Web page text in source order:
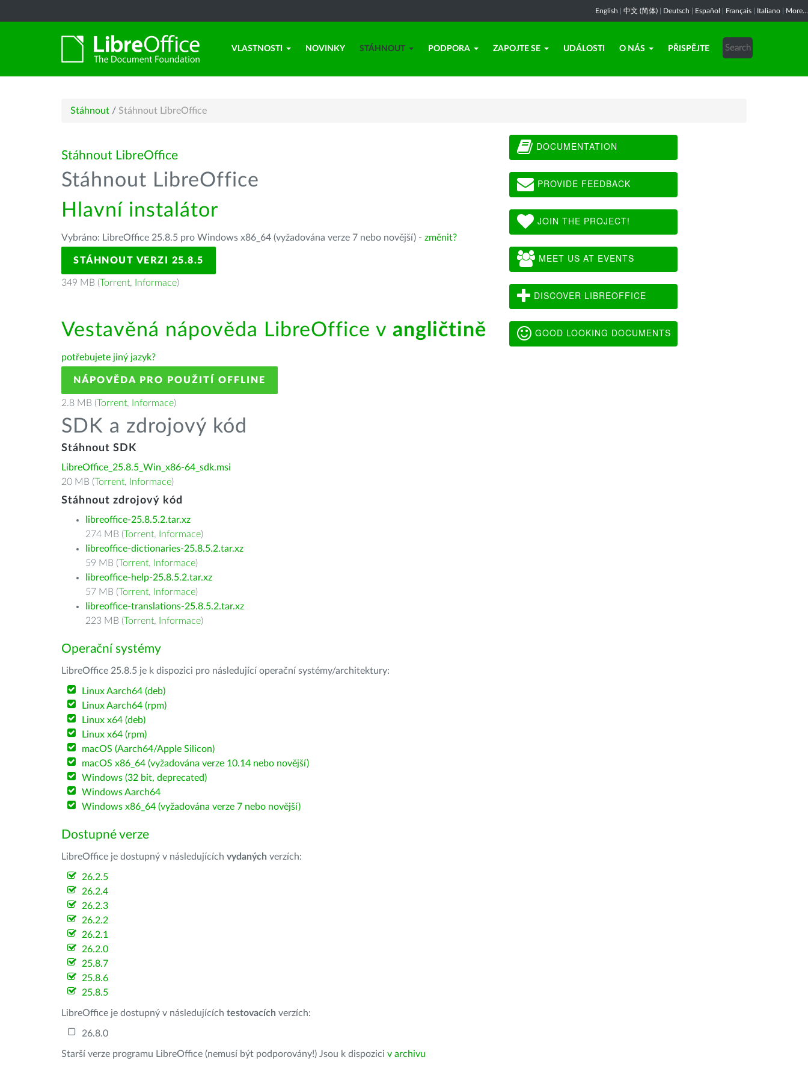
English 中文 (简体) Deutsch Español Français Italiano More...
VLASTNOSTI NOVINKY STÁHNOUT PODPORA ZAPOJTE SE UDÁLOSTI O NÁS PŘISPĚJTE
Stáhnout / Stáhnout LibreOffice
Stáhnout LibreOffice
Stáhnout LibreOffice
Hlavní instalátor
Vybráno: LibreOffice 25.8.5 pro Windows x86_64 (vyžadována verze 7 nebo novější) - změnit?
STÁHNOUT VERZI 25.8.5
349 MB (Torrent, Informace)
Vestavěná nápověda LibreOffice v angličtině
potřebujete jiný jazyk?
NÁPOVĚDA PRO POUŽITÍ OFFLINE
2.8 MB (Torrent, Informace)
SDK a zdrojový kód
Stáhnout SDK
LibreOffice_25.8.5_Win_x86-64_sdk.msi
20 MB (Torrent, Informace)
Stáhnout zdrojový kód
libreoffice-25.8.5.2.tar.xz
274 MB (Torrent, Informace)
libreoffice-dictionaries-25.8.5.2.tar.xz
59 MB (Torrent, Informace)
libreoffice-help-25.8.5.2.tar.xz
57 MB (Torrent, Informace)
libreoffice-translations-25.8.5.2.tar.xz
223 MB (Torrent, Informace)
Operační systémy
LibreOffice 25.8.5 je k dispozici pro následující operační systémy/architektury:
Linux Aarch64 (deb)
Linux Aarch64 (rpm)
Linux x64 (deb)
Linux x64 (rpm)
macOS (Aarch64/Apple Silicon)
macOS x86_64 (vyžadována verze 10.14 nebo novější)
Windows (32 bit, deprecated)
Windows Aarch64
Windows x86_64 (vyžadována verze 7 nebo novější)
Dostupné verze
LibreOffice je dostupný v následujících vydaných verzích:
26.2.5
26.2.4
26.2.3
26.2.2
26.2.1
26.2.0
25.8.7
25.8.6
25.8.5
LibreOffice je dostupný v následujících testovacích verzích:
26.8.0
Starší verze programu LibreOffice (nemusí být podporovány!) Jsou k dispozici v archivu
DOCUMENTATION
PROVIDE FEEDBACK
JOIN THE PROJECT!
MEET US AT EVENTS
DISCOVER LIBREOFFICE
GOOD LOOKING DOCUMENTS